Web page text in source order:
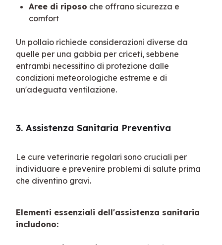
Aree di riposo che offrano sicurezza e
comfort
Un pollaio richiede considerazioni diverse da
quelle per una gabbia per criceti, sebbene
entrambi necessitino di protezione dalle
condizioni meteorologiche estreme e di
un'adeguata ventilazione.
3. Assistenza Sanitaria Preventiva
Le cure veterinarie regolari sono cruciali per
individuare e prevenire problemi di salute prima
che diventino gravi.
Elementi essenziali dell'assistenza sanitaria
includono: